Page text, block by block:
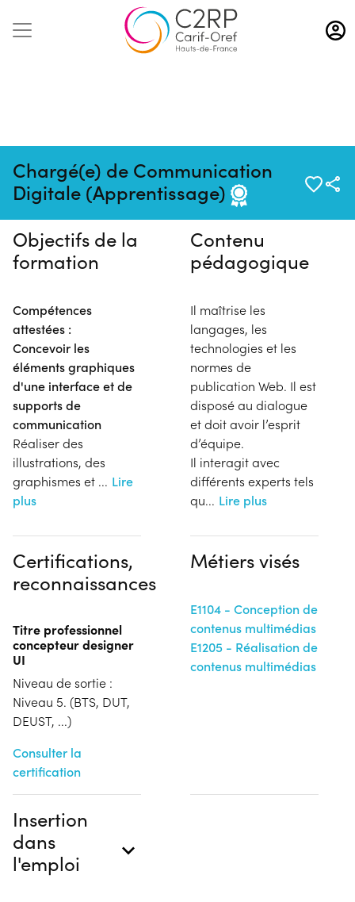
Aller
au
contenu
Chargé(e) de Communication
Digitale (Apprentissage)
Pas de session programmée en
ce moment
Objectifs de la
formation
Compétences
attestées :
Concevoir les
éléments graphiques
d'une interface et de
supports de
communication
Réaliser des
illustrations, des
graphismes et ... Lire
plus
Contenu
pédagogique
Il maîtrise les
langages, les
technologies et les
normes de
publication Web. Il est
disposé au dialogue
et doit avoir l’esprit
d’équipe.
Il interagit avec
différents experts tels
qu... Lire plus
Certifications,
reconnaissances
Titre professionnel
concepteur designer
UI
Niveau de sortie :
Niveau 5. (BTS, DUT,
DEUST, ...)
Consulter la
certification
Métiers visés
E1104 - Conception de
contenus multimédias
E1205 - Réalisation de
contenus multimédias
Insertion
dans
l'emploi